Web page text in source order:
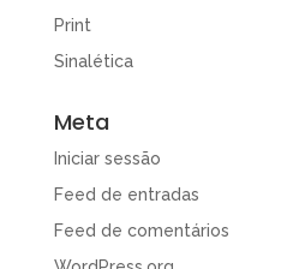
Print
Sinalética
Meta
Iniciar sessão
Feed de entradas
Feed de comentários